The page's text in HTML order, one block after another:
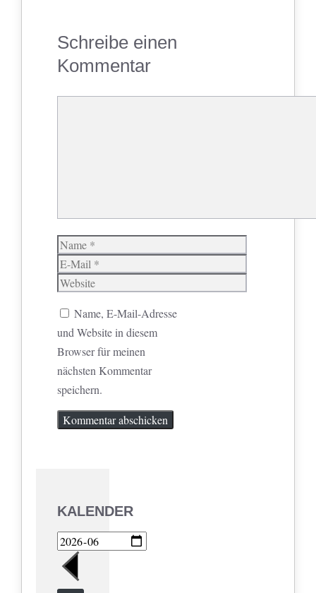
Schreibe einen
Kommentar
Name
E-
Mail
Website
Name, E-Mail-Adresse
und Website in diesem
Browser für meinen
nächsten Kommentar
speichern.
KALENDER